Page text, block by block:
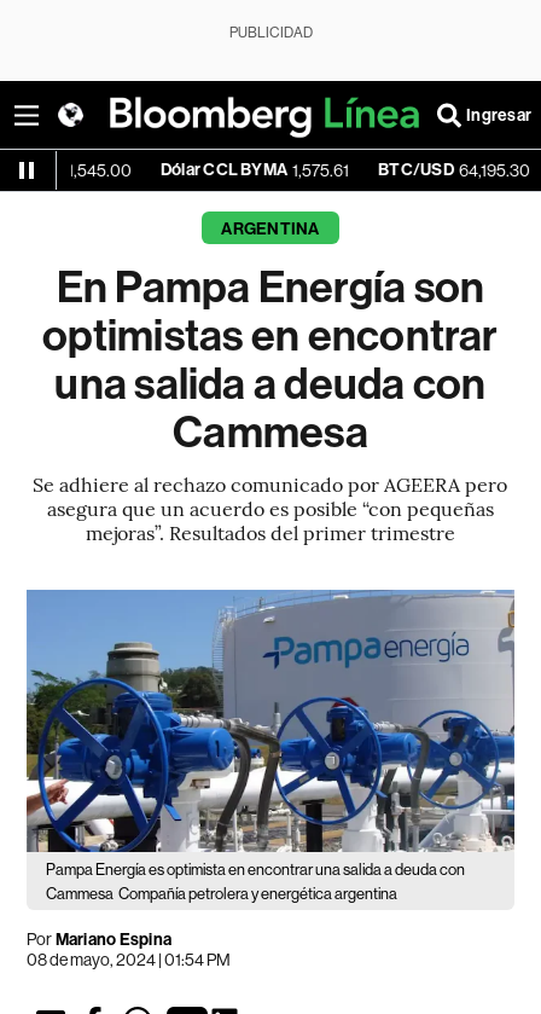
PUBLICIDAD
Ingresar
Dólar CCL BYMA 1,575.61 BTC/USD 64,195.30 -0.16%
ARGENTINA
En Pampa Energía son
optimistas en encontrar
una salida a deuda con
Cammesa
Se adhiere al rechazo comunicado por AGEERA pero
asegura que un acuerdo es posible “con pequeñas
mejoras”. Resultados del primer trimestre
Pampa Energía es optimista en encontrar una salida a deuda con
Cammesa Compañía petrolera y energética argentina
PorMariano Espina
08 de mayo, 2024 | 01:54 PM